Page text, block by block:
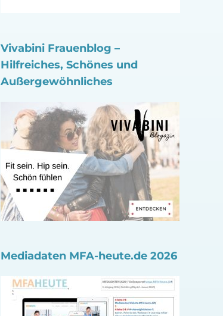
Vivabini Frauenblog –
Hilfreiches, Schönes und
Außergewöhnliches
Mediadaten MFA-heute.de 2026